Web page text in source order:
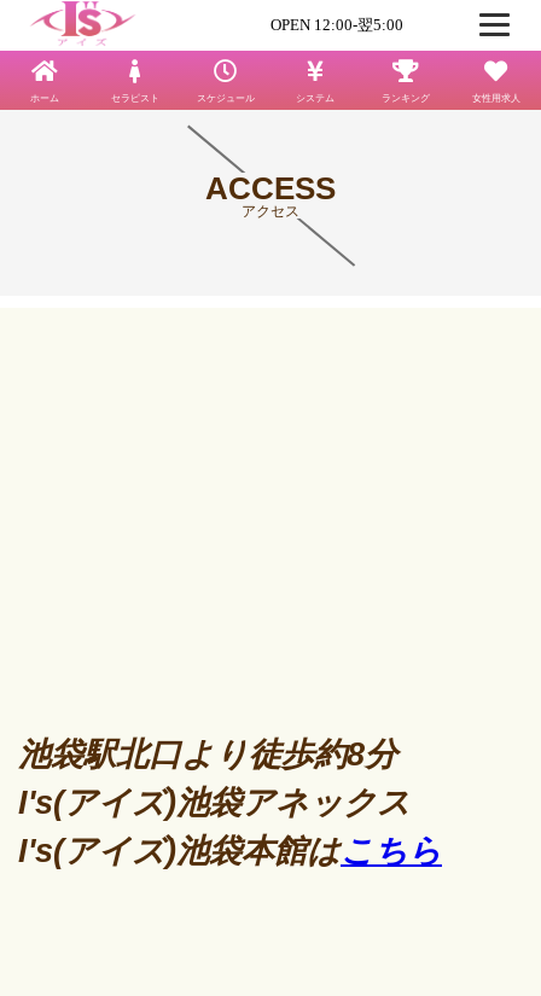
OPEN 12:00-翌5:00
ホーム セラピスト スケジュール システム ランキング 女性用求人
ACCESS
アクセス
池袋駅北口より徒歩約8分
I's(アイズ)池袋アネックス
I's(アイズ)池袋本館はこちら